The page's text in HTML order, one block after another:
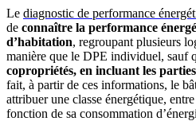
Le diagnostic de performance
de connaître la performance
d’habitation, regroupant plusieurs
manière que le DPE individuel, sauf
copropriétés, en incluant les
fait, à partir de ces informations, le
attribuer une classe énergétique,
fonction de sa consommation